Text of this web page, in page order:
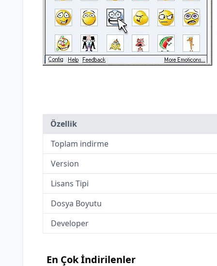
Özellik
Toplam indirme
Version
Lisans Tipi
Dosya Boyutu
Developer
En Çok İndirilenler